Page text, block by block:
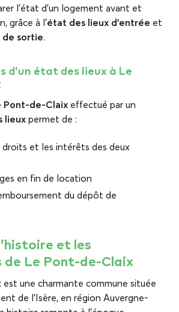
l’état d’un logement avant et
grâce à l’état des lieux d’entrée et
de sortie.
d’un état des lieux à Le
Pont-de-Claix effectué par un
lieux permet de :
droits et les intérêts des deux
en fin de location
du dépôt de
et les
de Le Pont-de-Claix
une charmante commune située
de l’Isère, en région Auvergne-